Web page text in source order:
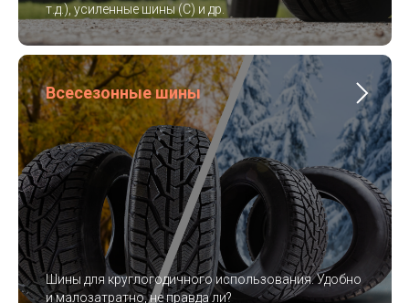
т.д.), усиленные шины (C) и др.
Всесезонные шины
Шины для круглогодичного использования. Удобно
и малозатратно, не правда ли?